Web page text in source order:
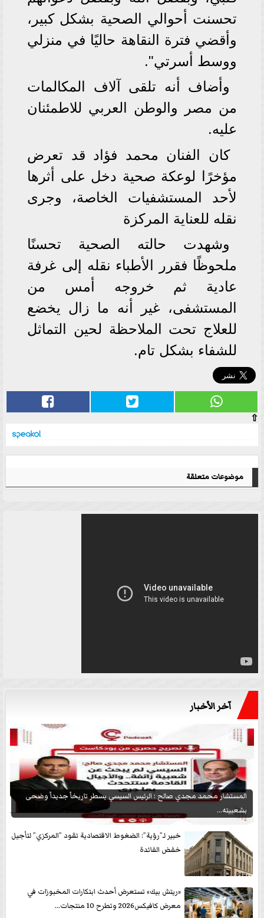
تحسنت أحوالي الصحية بشكل كبير،
وأقضي فترة النقاهة حاليًا في منزلي
ووسط أسرتي".
وأضاف أنه تلقى آلاف المكالمات
من مصر والوطن العربي للاطمئنان
عليه.
كان الفنان محمد فؤاد قد تعرض
مؤخرًا لوعكة صحية دخل على أثرها
لأحد المستشفيات الخاصة، وجرى
نقله للعناية المركزة
وشهدت حالته الصحية تحسنًا
ملحوظًا فقرر الأطباء نقله إلى غرفة
عادية ثم خروجه أمس من
المستشفى، غير أنه ما زال يخضع
للعلاج تحت الملاحظة لحين التماثل
للشفاء بشكل تام.
⇧
موضوعات متعلقة
آخر الأخبار
المستشار محمد مجدي صالح : الرئيس السيسي يسطر تاريخاً جديداً وضحى
بشعبيته...
خبير لـ”رؤية”: الضغوط الاقتصادية تقود ”المركزي” لتأجيل
خفض الفائدة
«ريتش بيك» تستعرض أحدث ابتكارات المخبوزات في
معرض كافيكس2026 وتطرح 10 منتجات...